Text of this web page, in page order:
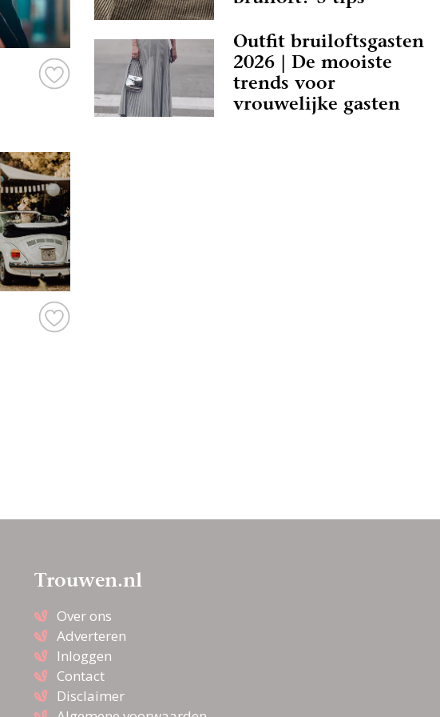
kan natuurlijk altijd, even een afspraak plannen om even te
‘proeven’. Soms letterlijk! Zo krijg je een beter beeld erbij en
precies wat je kunt verwachten. Ook weet je zo of je
wel goed overweg kan met de professional in
want dat is natuurlijk best wel belangrijk. Als je geen
goed, dan zijn er nog genoeg andere professionals in
te vinden, dus daar hoef je je echt geen zorgen over te
gebruik Trouwen.nl als zoekmachine voor de leukste
in Roosendaal, of kruip met een kop thee op de
scroll door onze leuke inspiratie-artikelen heen. Droom
bij de prachtige foto’s en sfeerbeelden en denk je in hoe
jullie bruiloft wordt met behulp van alle informatie op
Wij wensen jullie alvast een geweldige tijd toe!
Outfit bruiloftsgasten
2026 | De mooiste
trends voor
vrouwelijke gasten
Trouwen.nl
Over ons
Adverteren
Inloggen
Contact
Disclaimer